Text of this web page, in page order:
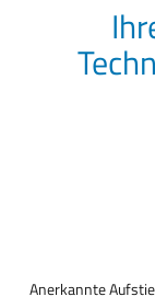
Anerkannte